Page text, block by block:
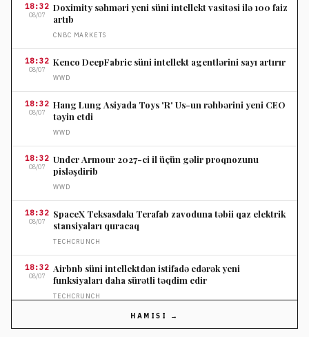
18:32
08/07
Doximity səhməri yeni süni intellekt vasitəsi ilə 100 faiz
artıb
CNBC MARKETS
18:32
08/07
Kenco DeepFabric süni intellekt agentlərini sayı artırır
WWD
18:32
08/07
Hang Lung Asiyada Toys 'R' Us-un rəhbərini yeni CEO
təyin etdi
WWD
18:32
08/07
Under Armour 2027-ci il üçün gəlir proqnozunu
pisləşdirib
WWD
18:32
08/07
SpaceX Teksasdakı Terafab zavoduna təbii qaz elektrik
stansiyaları quracaq
TECHCRUNCH
18:32
08/07
Airbnb süni intellektdən istifadə edərək yeni
funksiyaları daha sürətli təqdim edir
TECHCRUNCH
08/07
HAMISI →